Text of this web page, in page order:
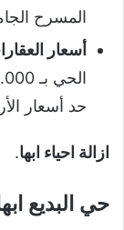
المسرح
أسعار
حد أسعار الأراضي 300.000 ريال
ازالة احياء ابها.
حي البديع